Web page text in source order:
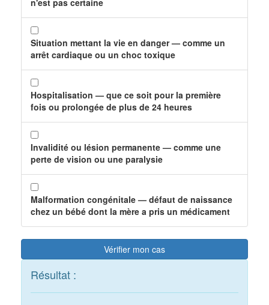
n'est pas certaine
Situation mettant la vie en danger — comme un
arrêt cardiaque ou un choc toxique
Hospitalisation — que ce soit pour la première
fois ou prolongée de plus de 24 heures
Invalidité ou lésion permanente — comme une
perte de vision ou une paralysie
Malformation congénitale — défaut de naissance
chez un bébé dont la mère a pris un médicament
Vérifier mon cas
Résultat :